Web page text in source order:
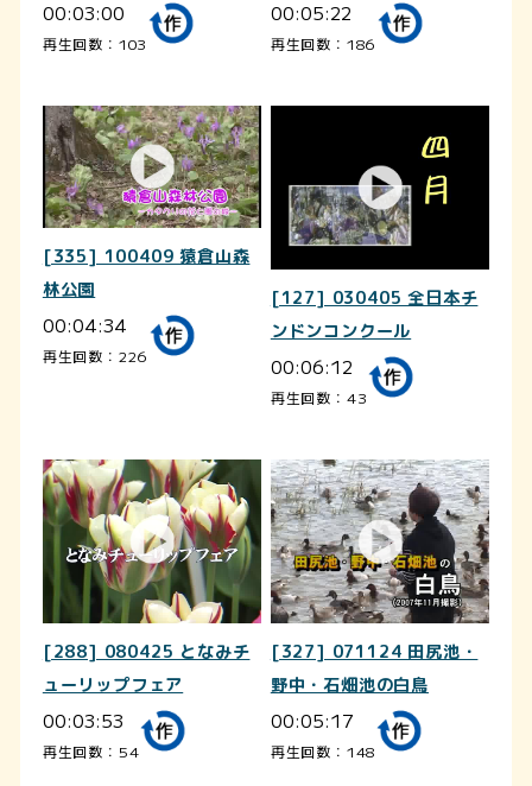
00:03:00
再生回数：103
00:05:22
再生回数：186
[335] 100409 猿倉山森
林公園
00:04:34
再生回数：226
[127] 030405 全日本チ
ンドンコンクール
00:06:12
再生回数：43
[288] 080425 となみチ
ューリップフェア
00:03:53
再生回数：54
[327] 071124 田尻池・
野中・石畑池の白鳥
00:05:17
再生回数：148